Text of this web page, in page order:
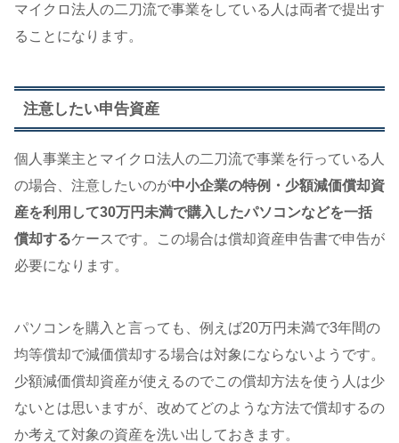
マイクロ法人の二刀流で事業をしている人は両者で提出す
ることになります。
注意したい申告資産
個人事業主とマイクロ法人の二刀流で事業を行っている人
の場合、注意したいのが中小企業の特例・少額減価償却資
産を利用して30万円未満で購入したパソコンなどを一括
償却するケースです。この場合は償却資産申告書で申告が
必要になります。
パソコンを購入と言っても、例えば20万円未満で3年間の
均等償却で減価償却する場合は対象にならないようです。
少額減価償却資産が使えるのでこの償却方法を使う人は少
ないとは思いますが、改めてどのような方法で償却するの
か考えて対象の資産を洗い出しておきます。